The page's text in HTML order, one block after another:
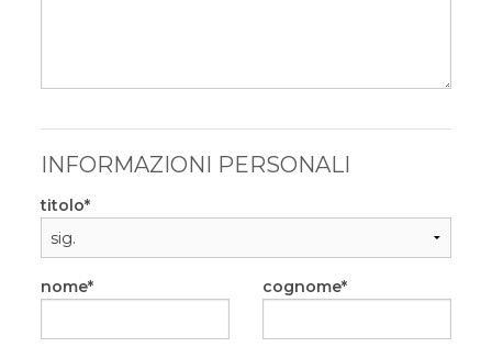
INFORMAZIONI PERSONALI
titolo
nome cognome